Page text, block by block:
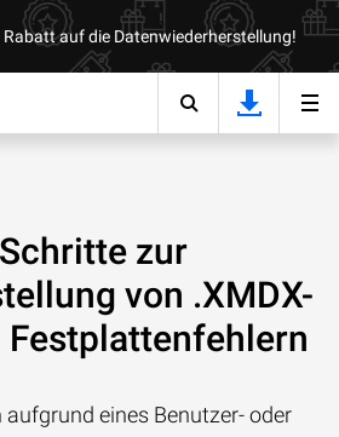
Rabatt auf die Datenwiederherstellung!
zur
von .XMDX-
Festplattenfehlern
aufgrund eines Benutzer- oder